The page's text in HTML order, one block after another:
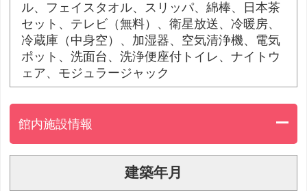
ル、フェイスタオル、スリッパ、綿棒、日本茶
セット、テレビ（無料）、衛星放送、冷暖房、
冷蔵庫（中身空）、加湿器、空気清浄機、電気
ポット、洗面台、洗浄便座付トイレ、ナイトウ
ェア、モジュラージャック
館内施設情報
建築年月